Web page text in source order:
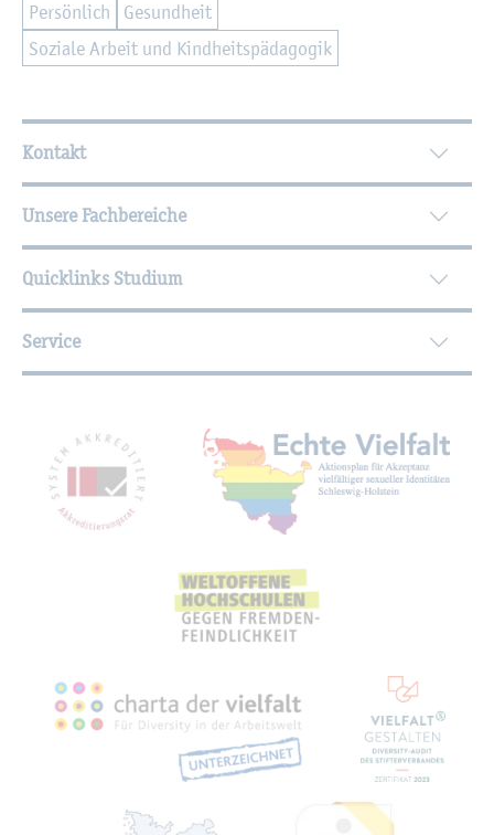
Per­sön­lich
Ge­sund­heit
So­zia­le Ar­beit und Kind­heits­päd­ago­gik
Wei­ter­füh­ren­de In­for­ma­tio­nen
Kontakt
Unsere Fachbereiche
Quicklinks Studium
Service
Mit­glied­schaf­ten,